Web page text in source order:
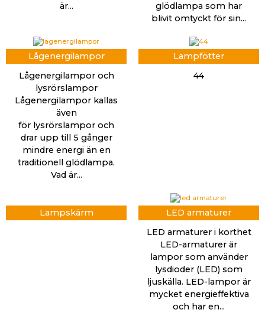
är...
glödlampa som har
blivit omtyckt för sin...
Lågenergilampor
Lågenergilampor och
lysrörslampor
Lågenergilampor kallas
även
för lysrörslampor och
drar upp till 5 gånger
mindre energi än en
traditionell glödlampa.
Vad är...
Lampfötter
44
Lampskärm
LED armaturer
LED armaturer i korthet
LED-armaturer är
lampor som använder
lysdioder (LED) som
ljuskälla. LED-lampor är
mycket energieffektiva
och har en...